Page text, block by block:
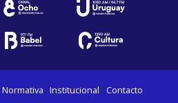
Normativa Institucional Contacto